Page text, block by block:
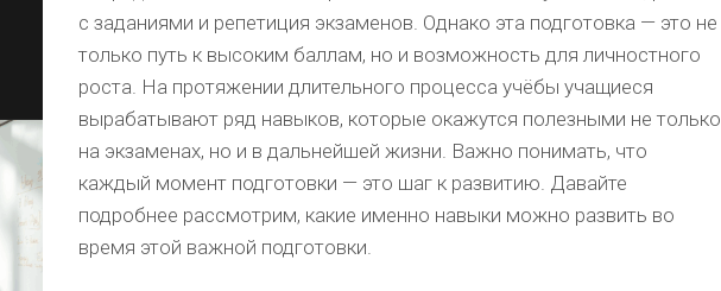
с заданиями и репетиция экзаменов. Однако эта подготовка — это не
только путь к высоким баллам, но и возможность для личностного
роста. На протяжении длительного процесса учёбы учащиеся
вырабатывают ряд навыков, которые окажутся полезными не только
на экзаменах, но и в дальнейшей жизни. Важно понимать, что
каждый момент подготовки — это шаг к развитию. Давайте
подробнее рассмотрим, какие именно навыки можно развить во
время этой важной подготовки.